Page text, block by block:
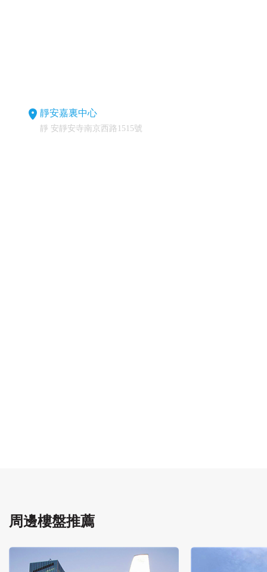
靜安嘉裏中心
靜 安靜安寺南京西路1515號
周邊樓盤推薦